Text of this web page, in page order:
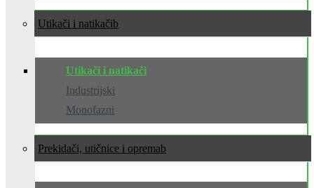
Utikači i natikači
Utikači i natikači
Industrijski
Monofazni
Prekidači, utičnice i oprema